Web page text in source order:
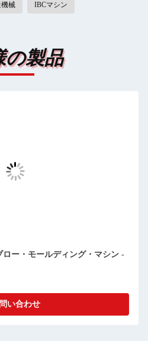
械 IBCマシン
の製品
ー・モールディング・マシン -
い合わせ